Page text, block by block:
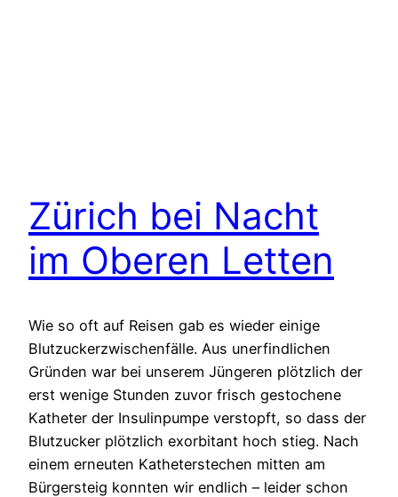
Zürich bei Nacht
im Oberen Letten
Wie so oft auf Reisen gab es wieder einige
Blutzuckerzwischenfälle. Aus unerfindlichen
Gründen war bei unserem Jüngeren plötzlich der
erst wenige Stunden zuvor frisch gestochene
Katheter der Insulinpumpe verstopft, so dass der
Blutzucker plötzlich exorbitant hoch stieg. Nach
einem erneuten Katheterstechen mitten am
Bürgersteig konnten wir endlich – leider schon